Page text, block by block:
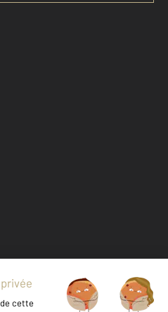
et Barèmes d'honoraires